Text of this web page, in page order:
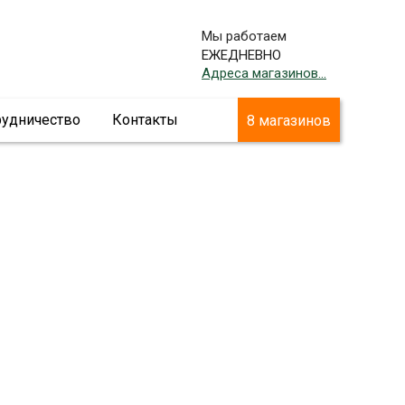
Мы работаем
ЕЖЕДНЕВНО
Адреса магазинов...
Контакты 8 магазинов